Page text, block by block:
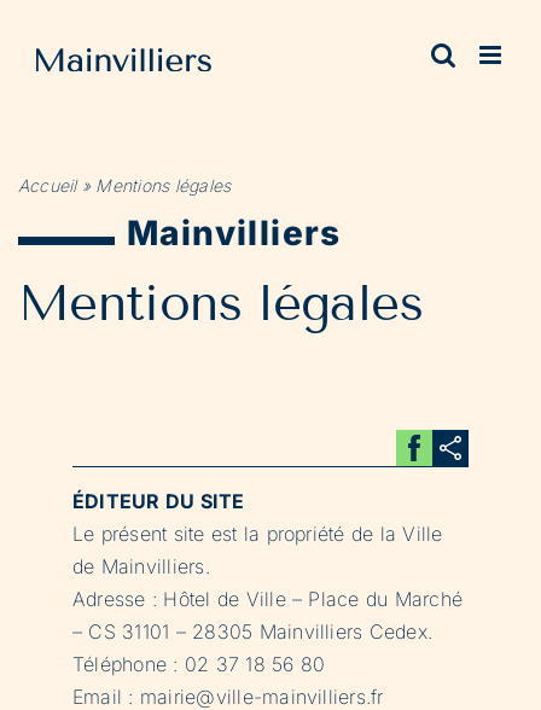
contenu
Accueil» Mentions légales
Mainvilliers
Mentions légales
ÉDITEUR DU SITE
Le présent site est la propriété de la Ville
de Mainvilliers.
Adresse : Hôtel de Ville – Place du Marché
– CS 31101 – 28305 Mainvilliers Cedex.
Téléphone : 02 37 18 56 80
Email : mairie@ville-mainvilliers.fr